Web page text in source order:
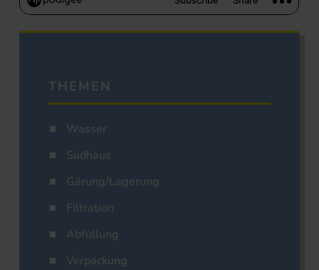
THEMEN
Wasser
Sudhaus
Gärung/Lagerung
Filtration
Abfüllung
Verpackung